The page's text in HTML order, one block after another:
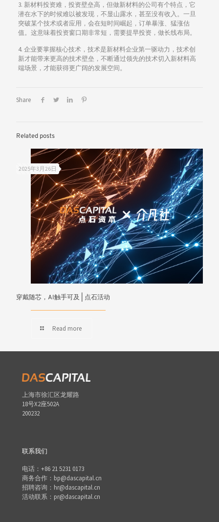
3. 新材料投资难，投资壁垒高，但做新材料的公司有个特点，它
潜在水下的时候难以被发现，不显山露水，甚至没有收入。一旦
突破某个技术或者应用，会在短时间崛起，订单暴涨、猛涨估
值。这意味着投资窗口期非常短，需要提早投资，做长线布局。
4. 企业要掌握核心技术，技术是新材料企业第一驱动力，技术创
新才能带来更高的技术壁垒，不断通过领先的技术切入新材料高
端场景，才能获得更广阔的发展空间。
Share
Related posts
2025年3月26日
穿戴随芯，AI触手可及 | 点石活动
Read more
上海市徐汇区龙耀路
18号X2座502A
200232
联系我们
电话：+86 21 5231 0173
商务合作：bp@dascapital.cn
招聘咨询：hr@dascapital.cn
活动联系：pr@dascapital.cn